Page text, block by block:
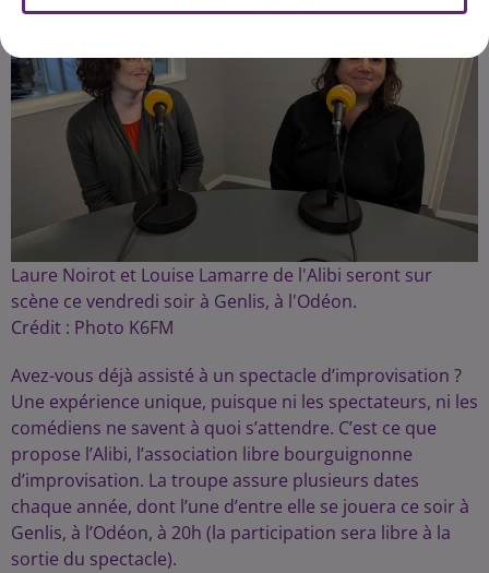
Laure Noirot et Louise Lamarre de l'Alibi seront sur
scène ce vendredi soir à Genlis, à l'Odéon.
Crédit : Photo K6FM
Avez-vous déjà assisté à un spectacle d’improvisation ?
Une expérience unique, puisque ni les spectateurs, ni les
comédiens ne savent à quoi s’attendre. C’est ce que
propose l’Alibi, l’association libre bourguignonne
d’improvisation. La troupe assure plusieurs dates
chaque année, dont l’une d’entre elle se jouera ce soir à
Genlis, à l’Odéon, à 20h (la participation sera libre à la
sortie du spectacle).